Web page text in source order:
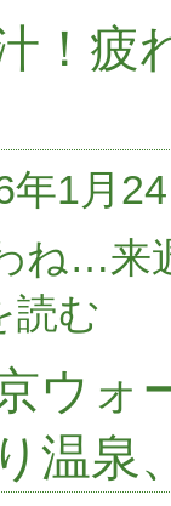
！疲
年1月
ね…来
読む
ウォ
温泉